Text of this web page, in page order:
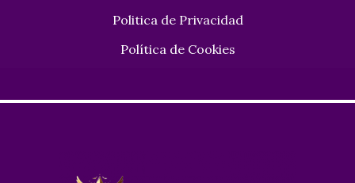
Politica de Privacidad
Política de Cookies